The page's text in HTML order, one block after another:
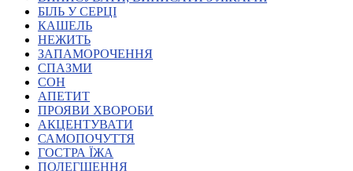
Українська жестова мова
Правознавство
Реєстр перекладачів жестової мови Українського
товариства глухих
Підготовка перекладачів
"Сервіс УТОГ"
Атестація
Безбар'єрність для глухих
БІЛЬ У СЕРЦІ
КАШЕЛЬ
НЕЖИТЬ
ЗАПАМОРОЧЕННЯ
СПАЗМИ
СОН
АПЕТИТ
ПРОЯВИ ХВОРОБИ
АКЦЕНТУВАТИ
САМОПОЧУТТЯ
ГОСТРА ЇЖА
ПОЛЕГШЕННЯ